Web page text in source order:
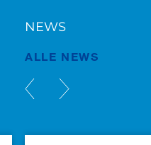
NEWS
ALLE NEWS